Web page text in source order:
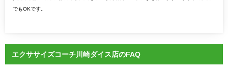
でもOKです。
エクササイズコーチ川崎ダイス店のFAQ